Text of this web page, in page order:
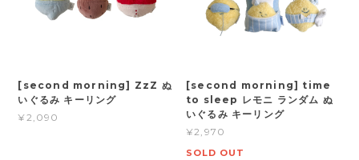
[second morning] ZzZ ぬ
いぐるみ キーリング
¥2,090
[second morning] time
to sleep レモニ ランダム ぬ
いぐるみ キーリング
¥2,970
SOLD OUT